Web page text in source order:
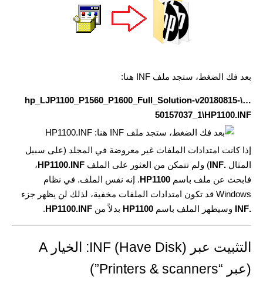
بعد فك الضغط، ستجد ملف INF هنا:
…\hp_LJP1100_P1560_P1600_Full_Solution-v20180815-
50157037_1\HP1100.INF
إذا كانت امتدادات الملفات غير معروضة في المجلد (على سبيل
المثال .INF ) ولم تتمكن من العثور على الملف HP1100.INF،
فابحث عن ملف باسم HP1100. إنه نفس الملف. في نظام
Windows قد تكون امتدادات الملفات مخفية، لذلك لن يظهر جزء
.INF
وسيظهر الملف باسم HP1100 بدلاً من HP1100.INF
.
التثبيت عبر INF (Have Disk): الخيار A
(عبر “Printers & scanners”)